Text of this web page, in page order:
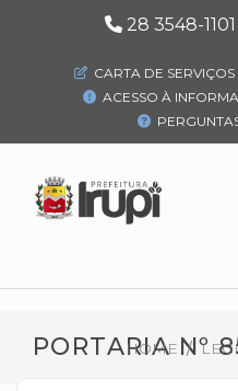
28 3548-1101
CARTA DE SERVIÇOS
ACESSO À
PORTARIA Nº
HOME